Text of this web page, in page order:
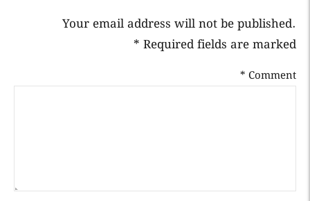
Your email address will not be published.
Required fields are marked *
Comment
*